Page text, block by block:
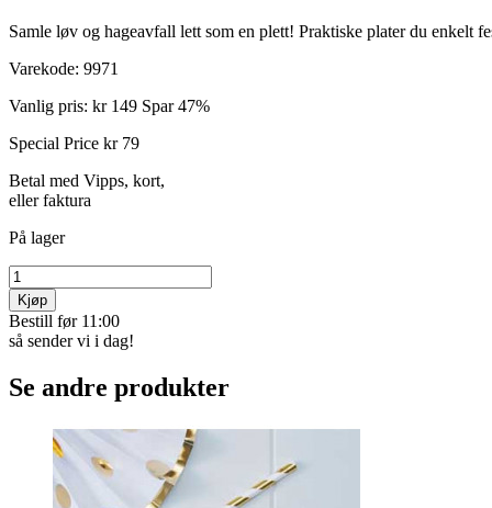
Samle løv og hageavfall lett som en plett! Praktiske plater du enkelt
Varekode: 9971
Vanlig pris: kr 149 Spar 47%
Special Price kr 79
Betal med Vipps, kort,
eller faktura
På lager
Kjøp
Bestill før 11:00
så sender vi i dag!
Se andre produkter